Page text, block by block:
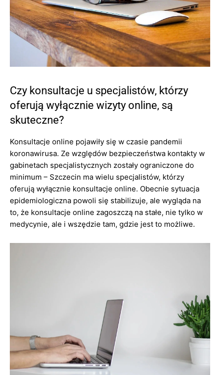
Czy konsultacje u specjalistów, którzy
oferują wyłącznie wizyty online, są
skuteczne?
Konsultacje online pojawiły się w czasie pandemii
koronawirusa. Ze względów bezpieczeństwa kontakty w
gabinetach specjalistycznych zostały ograniczone do
minimum – Szczecin ma wielu specjalistów, którzy
oferują wyłącznie konsultacje online. Obecnie sytuacja
epidemiologiczna powoli się stabilizuje, ale wygląda na
to, że konsultacje online zagoszczą na stałe, nie tylko w
medycynie, ale i wszędzie tam, gdzie jest to możliwe.